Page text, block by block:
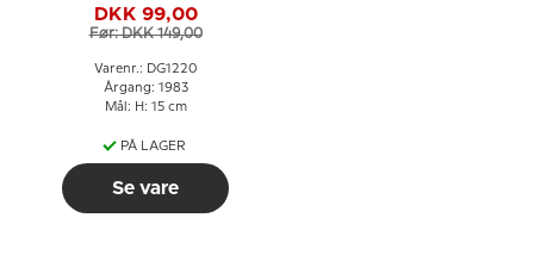
DKK 99,00
Før: DKK 149,00
Varenr.: DG1220
Årgang: 1983
Mål: H: 15 cm
PÅ LAGER
Se vare